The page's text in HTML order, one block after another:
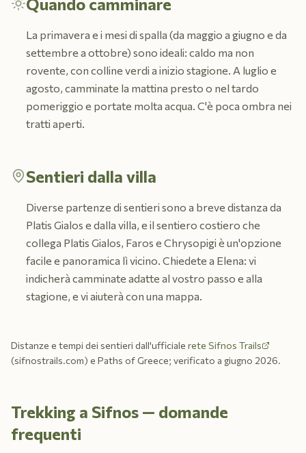
La primavera e i mesi di spalla (da maggio a giugno e da
settembre a ottobre) sono ideali: caldo ma non
rovente, con colline verdi a inizio stagione. A luglio e
agosto, camminate la mattina presto o nel tardo
pomeriggio e portate molta acqua. C'è poca ombra nei
tratti aperti.
Sentieri dalla villa
Diverse partenze di sentieri sono a breve distanza da
Platis Gialos e dalla villa, e il sentiero costiero che
collega Platis Gialos, Faros e Chrysopigi è un'opzione
facile e panoramica lì vicino. Chiedete a Elena: vi
indicherà camminate adatte al vostro passo e alla
stagione, e vi aiuterà con una mappa.
Distanze e tempi dei sentieri dall'ufficiale rete Sifnos Trails
(sifnostrails.com) e Paths of Greece; verificato a giugno 2026.
Trekking a Sifnos — domande
frequenti